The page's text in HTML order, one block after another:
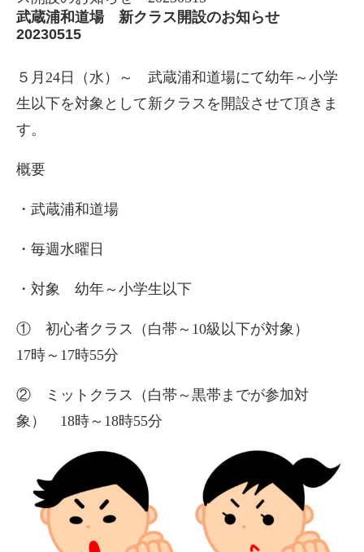
武蔵浦和道場 新クラス開設のお知らせ
20230515
５月24日（水）～ 武蔵浦和道場にて幼年～小学
生以下を対象として新クラスを開設させて頂きま
す。
概要
・武蔵浦和道場
・毎週水曜日
・対象 幼年～小学生以下
① 初心者クラス（白帯～10級以下が対象）
17時～17時55分
② ミットクラス（白帯～黒帯までが参加対
象） 18時～18時55分